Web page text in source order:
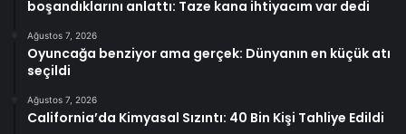
boşandıklarını anlattı: Taze kana ihtiyacım var dedi
Ağustos 7, 2026
Oyuncağa benziyor ama gerçek: Dünyanın en küçük atı
seçildi
Ağustos 7, 2026
California’da Kimyasal Sızıntı: 40 Bin Kişi Tahliye Edildi